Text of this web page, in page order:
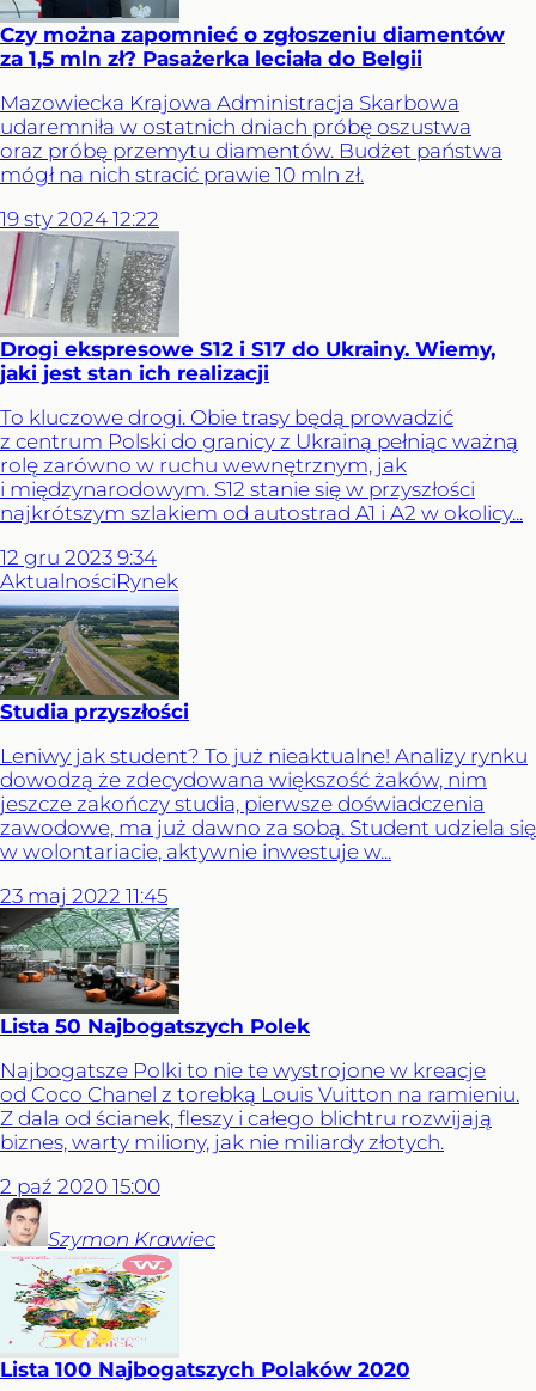
Czy można zapomnieć o zgłoszeniu diamentów
za 1,5 mln zł? Pasażerka leciała do Belgii
Mazowiecka Krajowa Administracja Skarbowa
udaremniła w ostatnich dniach próbę oszustwa
oraz próbę przemytu diamentów. Budżet państwa
mógł na nich stracić prawie 10 mln zł.
19 sty 2024 12:22
Drogi ekspresowe S12 i S17 do Ukrainy. Wiemy,
jaki jest stan ich realizacji
To kluczowe drogi. Obie trasy będą prowadzić
z centrum Polski do granicy z Ukrainą pełniąc ważną
rolę zarówno w ruchu wewnętrznym, jak
i międzynarodowym. S12 stanie się w przyszłości
najkrótszym szlakiem od autostrad A1 i A2 w okolicy...
12 gru 2023 9:34
AktualnościRynek
Studia przyszłości
Leniwy jak student? To już nieaktualne! Analizy rynku
dowodzą że zdecydowana większość żaków, nim
jeszcze zakończy studia, pierwsze doświadczenia
zawodowe, ma już dawno za sobą. Student udziela się
w wolontariacie, aktywnie inwestuje w...
23 maj 2022 11:45
Lista 50 Najbogatszych Polek
Najbogatsze Polki to nie te wystrojone w kreacje
od Coco Chanel z torebką Louis Vuitton na ramieniu.
Z dala od ścianek, fleszy i całego blichtru rozwijają
biznes, warty miliony, jak nie miliardy złotych.
2 paź 2020 15:00
Szymon Krawiec
Lista 100 Najbogatszych Polaków 2020